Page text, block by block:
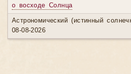
о восходе Солнца
Астрономический (истинный
08-08-2026